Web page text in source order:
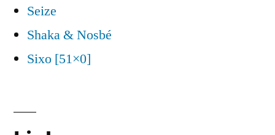
Seize
Shaka & Nosbé
Sixo [51×0]